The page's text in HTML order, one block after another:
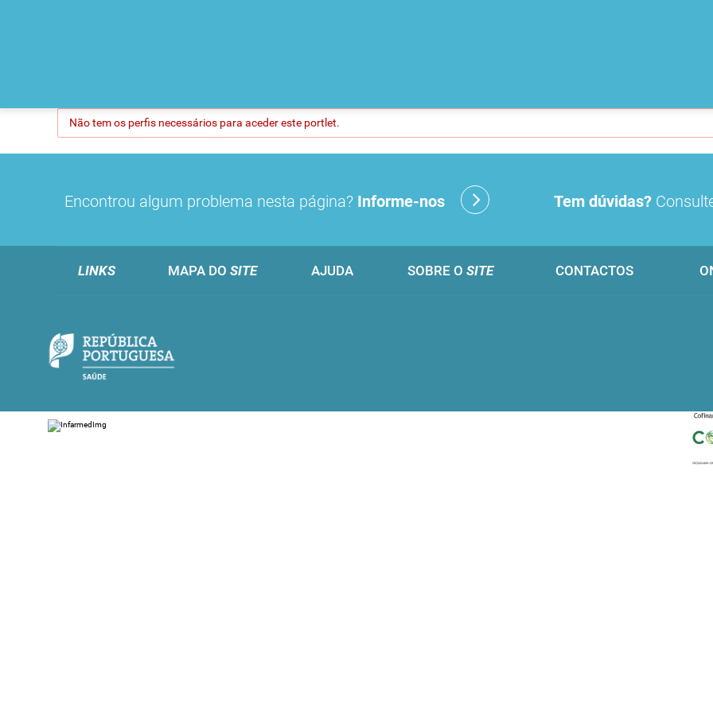
Não tem os perfis necessários para aceder este portlet.
Encontrou algum problema nesta página? Informe-nos Tem dúvidas?
LINKS MAPA DO SITE AJUDA SOBRE O SITE CONTACTOS